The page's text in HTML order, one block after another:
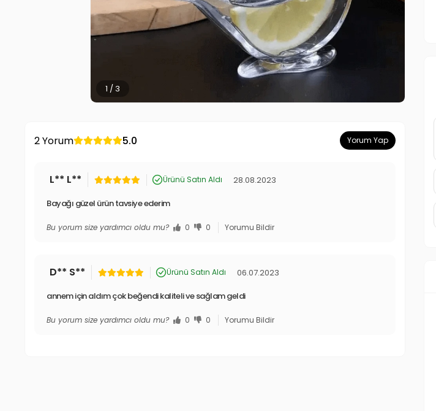
2 / 3
2 Yorum 5.0 Yorum Yap
L** L** Ürünü Satın Aldı 28.08.2023
Bayağı güzel ürün tavsiye ederim
Bu yorum size yardımcı oldu mu? 0 0 Yorumu Bildir
D** S** Ürünü Satın Aldı 06.07.2023
annem için aldım çok beğendi kaliteli ve sağlam geldi
Bu yorum size yardımcı oldu mu? 0 0 Yorumu Bildir